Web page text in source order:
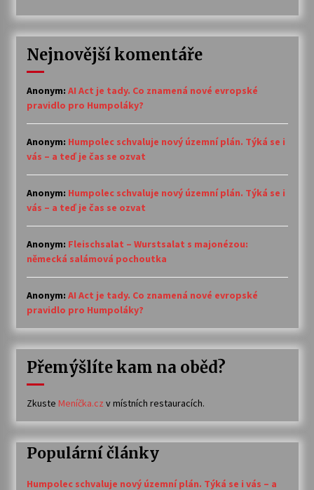
Nejnovější komentáře
Anonym: AI Act je tady. Co znamená nové evropské
pravidlo pro Humpoláky?
Anonym: Humpolec schvaluje nový územní plán. Týká se i
vás – a teď je čas se ozvat
Anonym: Humpolec schvaluje nový územní plán. Týká se i
vás – a teď je čas se ozvat
Anonym: Fleischsalat – Wurstsalat s majonézou:
německá salámová pochoutka
Anonym: AI Act je tady. Co znamená nové evropské
pravidlo pro Humpoláky?
Přemýšlíte kam na oběd?
Zkuste Meníčka.cz v místních restauracích.
Populární články
Humpolec schvaluje nový územní plán. Týká se i vás – a